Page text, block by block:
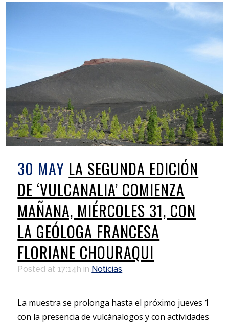
30 MAY LA SEGUNDA EDICIÓN
DE ‘VULCANALIA’ COMIENZA
MAÑANA, MIÉRCOLES 31, CON
LA GEÓLOGA FRANCESA
FLORIANE CHOURAQUI
Posted at 17:14h in Noticias
La muestra se prolonga hasta el próximo jueves 1
con la presencia de vulcánalogos y con actividades